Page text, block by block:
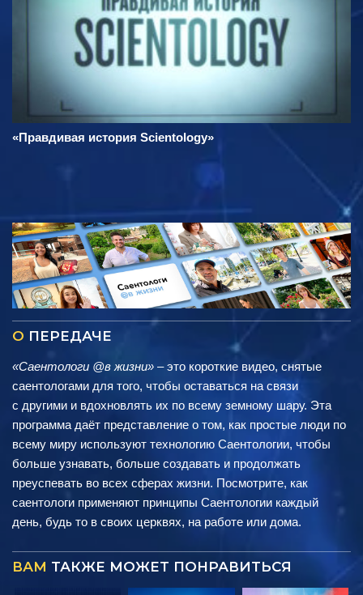
«Правдивая история Scientology»
О ПЕРЕДАЧЕ
«Саентологи @в жизни» – это короткие видео, снятые
саентологами для того, чтобы оставаться на связи
с другими и вдохновлять их по всему земному шару. Эта
программа даёт представление о том, как простые люди по
всему миру используют технологию Саентологии, чтобы
больше узнавать, больше создавать и продолжать
преуспевать во всех сферах жизни. Посмотрите, как
саентологи применяют принципы Саентологии каждый
день, будь то в своих церквях, на работе или дома.
ВАМ ТАКЖЕ МОЖЕТ ПОНРАВИТЬСЯ